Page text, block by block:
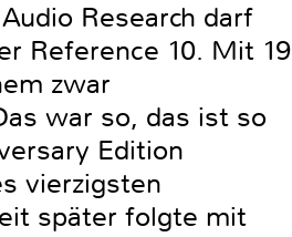
Research darf
Reference 10. Mit 19
zwar
war so, das ist so
Edition
vierzigsten
später folgte mit